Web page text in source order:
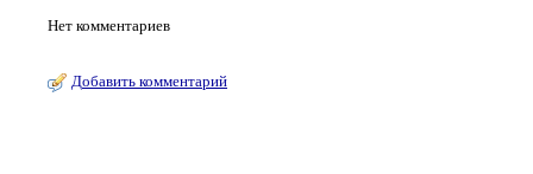
Нет комментариев
Добавить комментарий